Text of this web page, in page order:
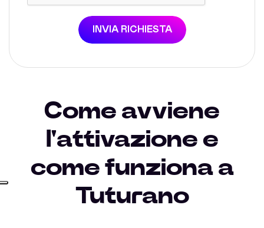
INVIA RICHIESTA
Come avviene
l'attivazione e
come funziona a
Tuturano